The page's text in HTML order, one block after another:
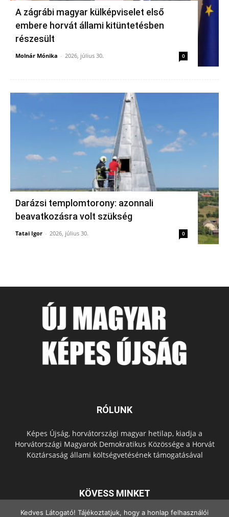
A zágrábi magyar külképviselet első
embere horvát állami kitüntetésben
részesült
Molnár Mónika - 2026, július 30. 0
Darázsi templomtorony: azonnali
beavatkozásra volt szükség
Tatai Igor - 2026, július 30. 0
RÓLUNK
Képes Újság, horvátországi magyar hetilap, kiadja a
Horvátországi Magyarok Demokratikus Közössége a Horvát
Köztársaság állami költségvetésének támogatásával
KÖVESS MINKET
Kedves Látogató! Tájékoztatjuk, hogy a honlap felhasználói